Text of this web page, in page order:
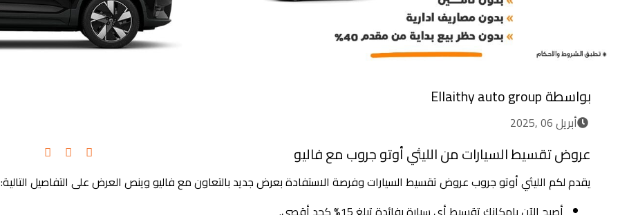
بواسطةEllaithy auto group
أبريل 06 ,2025
عروض تقسيط السيارات من الليثي أوتو جروب مع فاليو
يقدم لكم الليثي أوتو جروب عروض تقسيط السيارات وفرصة الاستفادة بعرض جديد بالتعاون مع فاليو وينص العرض على التفاصيل التالية: